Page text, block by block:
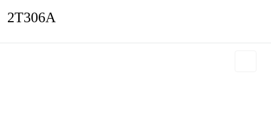
2Т306А